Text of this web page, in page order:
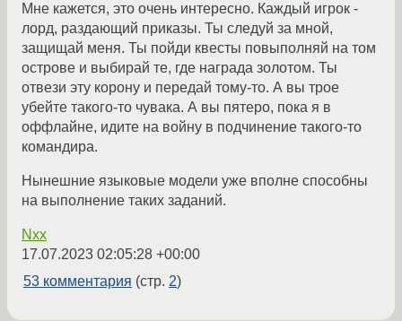
Мне кажется, это очень интересно. Каждый игрок -
лорд, раздающий приказы. Ты следуй за мной,
защищай меня. Ты пойди квесты повыполняй на том
острове и выбирай те, где награда золотом. Ты
отвези эту корону и передай тому-то. А вы трое
убейте такого-то чувака. А вы пятеро, пока я в
оффлайне, идите на войну в подчинение такого-то
командира.
Нынешние языковые модели уже вполне способны
на выполнение таких заданий.
Nxx
17.07.2023 02:05:28 +00:00
53 комментария (стр. 2)